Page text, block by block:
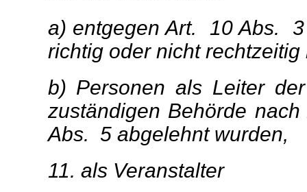
a) entgegen Art. 10 Abs.
richtig oder nicht rechtzeitig
b) Personen als Leiter
zuständigen Behörde
Abs. 5 abgelehnt wurden,
11. als Veranstalter